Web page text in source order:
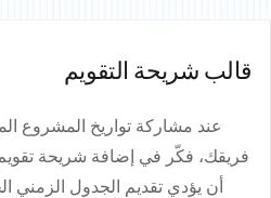
قالب شريحة التقويم
عند مشاركة تواريخ المشروع
فريقك، فكّر في إضافة شريحة
أن يؤدي تقديم الجدول